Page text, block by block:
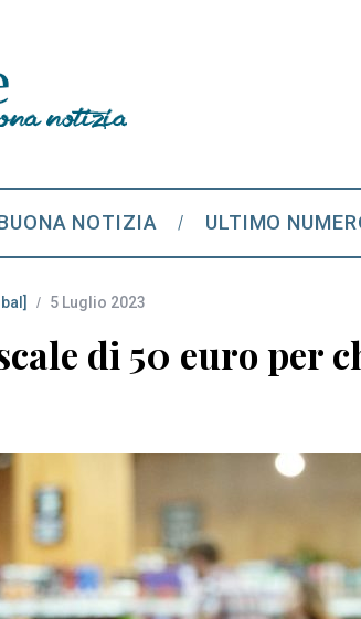
NOTIZIA ULTIMO
5 Luglio 2023
di 50 euro per